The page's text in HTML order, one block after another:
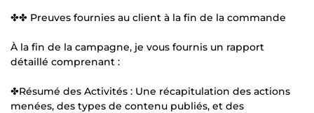
✤✤ Preuves fournies au client à la fin de la commande
À la fin de la campagne, je vous fournis un rapport
détaillé comprenant :
✤Résumé des Activités : Une récapitulation des actions
menées, des types de contenu publiés, et des